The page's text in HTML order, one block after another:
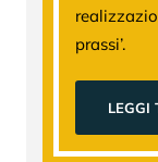
prassi’.
LEGGI